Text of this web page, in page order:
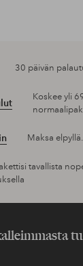
30 päivän
Koskee yli
Maksa
tavallista